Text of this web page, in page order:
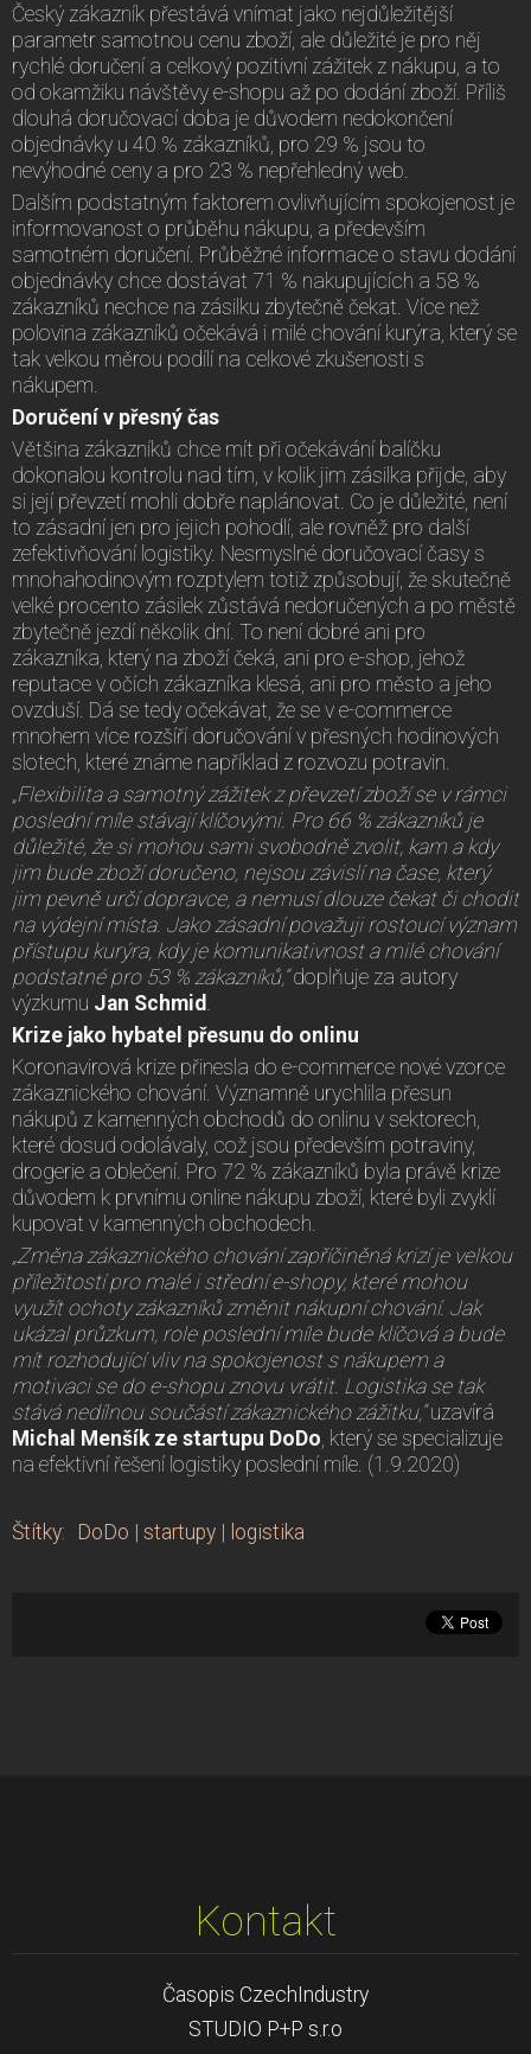
Český zákazník přestává vnímat jako nejdůležitější
parametr samotnou cenu zboží, ale důležité je pro něj
rychlé doručení a celkový pozitivní zážitek z nákupu, a to
od okamžiku návštěvy e-shopu až po dodání zboží. Příliš
dlouhá doručovací doba je důvodem nedokončení
objednávky u 40 % zákazníků, pro 29 % jsou to
nevýhodné ceny a pro 23 % nepřehledný web.
Dalším podstatným faktorem ovlivňujícím spokojenost je
informovanost o průběhu nákupu, a především
samotném doručení. Průběžné informace o stavu dodání
objednávky chce dostávat 71 % nakupujících a 58 %
zákazníků nechce na zásilku zbytečně čekat. Více než
polovina zákazníků očekává i milé chování kurýra, který se
tak velkou měrou podílí na celkové zkušenosti s
nákupem.
Doručení v přesný čas
Většina zákazníků chce mít při očekávání balíčku
dokonalou kontrolu nad tím, v kolik jim zásilka přijde, aby
si její převzetí mohli dobře naplánovat. Co je důležité, není
to zásadní jen pro jejich pohodlí, ale rovněž pro další
zefektivňování logistiky. Nesmyslné doručovací časy s
mnohahodinovým rozptylem totiž způsobují, že skutečně
velké procento zásilek zůstává nedoručených a po městě
zbytečně jezdí několik dní. To není dobré ani pro
zákazníka, který na zboží čeká, ani pro e-shop, jehož
reputace v očích zákazníka klesá, ani pro město a jeho
ovzduší. Dá se tedy očekávat, že se v e-commerce
mnohem více rozšíří doručování v přesných hodinových
slotech, které známe například z rozvozu potravin.
„Flexibilita a samotný zážitek z převzetí zboží se v rámci
poslední míle stávají klíčovými. Pro 66 % zákazníků je
důležité, že si mohou sami svobodně zvolit, kam a kdy
jim bude zboží doručeno, nejsou závislí na čase, který
jim pevně určí dopravce, a nemusí dlouze čekat či chodit
na výdejní místa. Jako zásadní považuji rostoucí význam
přístupu kurýra, kdy je komunikativnost a milé chování
podstatné pro 53 % zákazníků,“doplňuje za autory
výzkumu Jan Schmid
Krize jako hybatel přesunu do onlinu
Koronavirová krize přinesla do e-commerce nové vzorce
zákaznického chování. Významně urychlila přesun
nákupů z kamenných obchodů do onlinu v sektorech,
které dosud odolávaly, což jsou především potraviny,
drogerie a oblečení. Pro 72 % zákazníků byla právě krize
důvodem k prvnímu online nákupu zboží, které byli zvyklí
kupovat v kamenných obchodech.
„Změna zákaznického chování zapříčiněná krizí je velkou
příležitostí pro malé i střední e-shopy, které mohou
využít ochoty zákazníků změnit nákupní chování. Jak
ukázal průzkum, role poslední míle bude klíčová a bude
mít rozhodující vliv na spokojenost s nákupem a
motivaci se do e-shopu znovu vrátit. Logistika se tak
stává nedílnou součástí zákaznického zážitku,“uzavírá
Michal Menšík ze startupu DoDo , který se specializuje
na efektivní řešení logistiky poslední míle. (1.9.2020)
Štítky: DoDo | startupy | logistika
Kontakt
Časopis CzechIndustry
STUDIO P+P s.r.o